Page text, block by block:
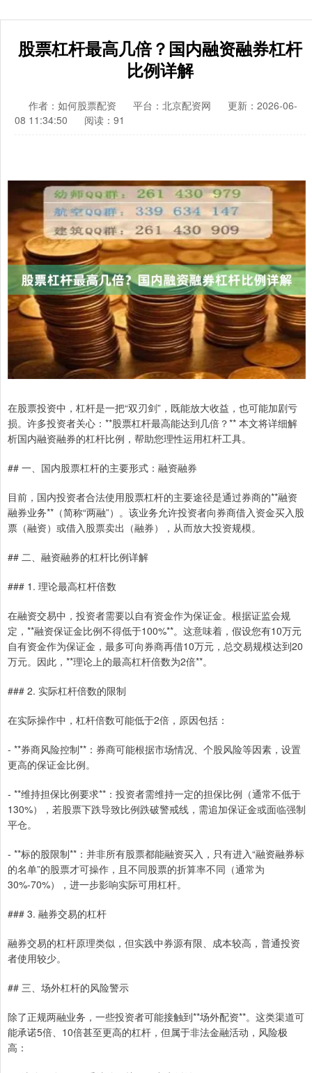
股票杠杆最高几倍？国内融资融券杠杆
比例详解
作者：如何股票配资 平台：北京配资网
更新：2026-06-
08 11:34:50
阅读：91
在股票投资中，杠杆是一把“双刃剑”，既能放大收益，也可能加剧亏
损。许多投资者关心：**股票杠杆最高能达到几倍？** 本文将详细解
析国内融资融券的杠杆比例，帮助您理性运用杠杆工具。
## 一、国内股票杠杆的主要形式：融资融券
目前，国内投资者合法使用股票杠杆的主要途径是通过券商的**融资
融券业务**（简称“两融”）。该业务允许投资者向券商借入资金买入股
票（融资）或借入股票卖出（融券），从而放大投资规模。
## 二、融资融券的杠杆比例详解
### 1. 理论最高杠杆倍数
在融资交易中，投资者需要以自有资金作为保证金。根据证监会规
定，**融资保证金比例不得低于100%**。这意味着，假设您有10万元
自有资金作为保证金，最多可向券商再借10万元，总交易规模达到20
万元。因此，**理论上的最高杠杆倍数为2倍**。
### 2. 实际杠杆倍数的限制
在实际操作中，杠杆倍数可能低于2倍，原因包括：
- **券商风险控制**：券商可能根据市场情况、个股风险等因素，设置
更高的保证金比例。
- **维持担保比例要求**：投资者需维持一定的担保比例（通常不低于
130%），若股票下跌导致比例跌破警戒线，需追加保证金或面临强制
平仓。
- **标的股限制**：并非所有股票都能融资买入，只有进入“融资融券标
的名单”的股票才可操作，且不同股票的折算率不同（通常为
30%-70%），进一步影响实际可用杠杆。
### 3. 融券交易的杠杆
融券交易的杠杆原理类似，但实践中券源有限、成本较高，普通投资
者使用较少。
## 三、场外杠杆的风险警示
除了正规两融业务，一些投资者可能接触到**场外配资**。这类渠道可
能承诺5倍、10倍甚至更高的杠杆，但属于非法金融活动，风险极
高：